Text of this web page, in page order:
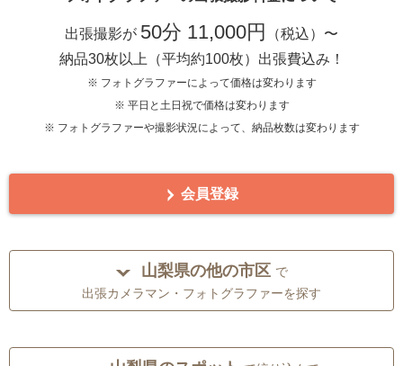
出張撮影が 50分 11,000円
（税込）〜
納品30枚以上（平均約100枚）出張費込み！
※ フォトグラファーによって価格は変わります
※ 平日と土日祝で価格は変わります
※ フォトグラファーや撮影状況によって、納品枚数は変わります
会員登録
山梨県の他の市区 で
出張カメラマン・フォトグラファーを探す